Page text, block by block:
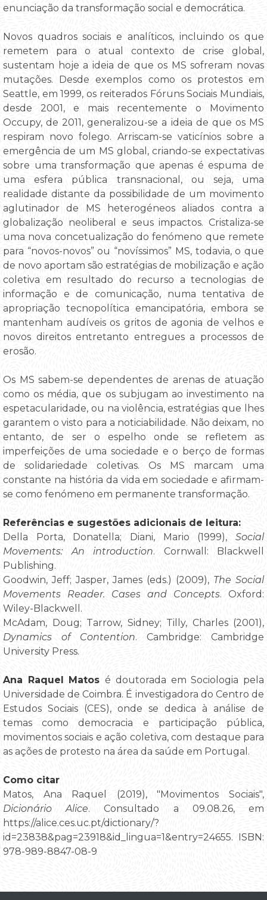
enunciação da transformação social e democrática.
Novos quadros sociais e analíticos, incluindo os que
remetem para o atual contexto de crise global,
sustentam hoje a ideia de que os MS sofreram novas
mutações. Desde exemplos como os protestos em
Seattle, em 1999, os reiterados Fóruns Sociais Mundiais,
desde 2001, e mais recentemente o Movimento
Occupy, de 2011, generalizou-se a ideia de que os MS
respiram novo folego. Arriscam-se vaticínios sobre a
emergência de um MS global, criando-se expectativas
sobre uma transformação que apenas é espuma de
uma esfera pública transnacional, ou seja, uma
realidade distante da possibilidade de um movimento
aglutinador de MS heterogéneos aliados contra a
globalização neoliberal e seus impactos. Cristaliza-se
uma nova concetualização do fenómeno que remete
para “novos-novos” ou “novíssimos” MS, todavia, o que
de novo aportam são estratégias de mobilização e ação
coletiva em resultado do recurso a tecnologias de
informação e de comunicação, numa tentativa de
apropriação tecnopolítica emancipatória, embora se
mantenham audíveis os gritos de agonia de velhos e
novos direitos entretanto entregues a processos de
erosão.
Os MS sabem-se dependentes de arenas de atuação
como os média, que os subjugam ao investimento na
espetacularidade, ou na violência, estratégias que lhes
garantem o visto para a noticiabilidade. Não deixam, no
entanto, de ser o espelho onde se refletem as
imperfeições de uma sociedade e o berço de formas
de solidariedade coletivas. Os MS marcam uma
constante na história da vida em sociedade e afirmam-
se como fenómeno em permanente transformação.
Referências e sugestões adicionais de leitura:
Della Porta, Donatella; Diani, Mario (1999), Social
Movements: An introduction. Cornwall: Blackwell
Publishing.
Goodwin, Jeff; Jasper, James (eds.) (2009), The Social
Movements Reader. Cases and Concepts. Oxford:
Wiley-Blackwell.
McAdam, Doug; Tarrow, Sidney; Tilly, Charles (2001),
Dynamics of Contention. Cambridge: Cambridge
University Press.
Ana Raquel Matosé doutorada em Sociologia pela
Universidade de Coimbra. É investigadora do Centro de
Estudos Sociais (CES), onde se dedica à análise de
temas como democracia e participação pública,
movimentos sociais e ação coletiva, com destaque para
as ações de protesto na área da saúde em Portugal.
Como citar
Matos, Ana Raquel (2019), "Movimentos Sociais",
Dicionário Alice. Consultado a 09.08.26, em
https://alice.ces.uc.pt/dictionary/?
id=23838&pag=23918&id_lingua=1&entry=24655. ISBN:
978-989-8847-08-9